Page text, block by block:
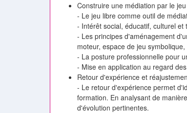
Construire une médiation par le
- Le jeu libre comme outil de
- Intérêt social, éducatif, culturel
- Les principes d'aménagement
moteur, espace de jeu
- La posture professionnelle pour
- Mise en application au regard
Retour d'expérience et
- Le retour d'expérience permet
formation. En analysant de
d'évolution pertinentes.